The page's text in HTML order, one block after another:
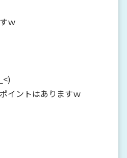
ｗ
イントはありますｗ